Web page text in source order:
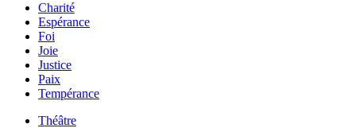
Charité
Espérance
Foi
Joie
Justice
Paix
Tempérance
Théâtre